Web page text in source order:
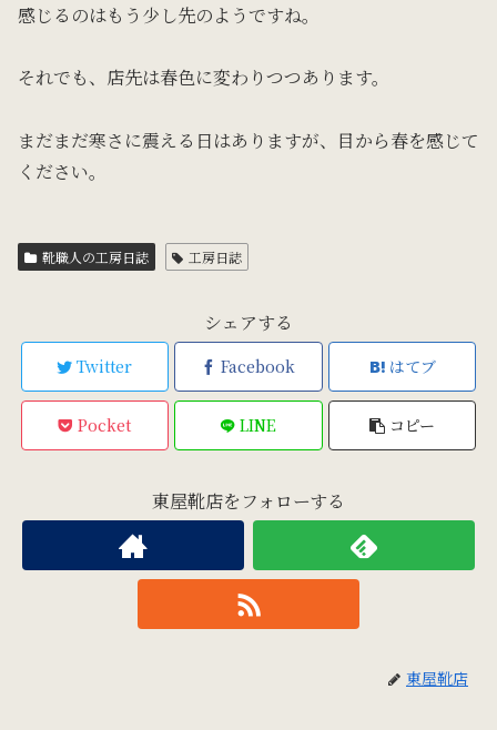
感じるのはもう少し先のようですね。
それでも、店先は春色に変わりつつあります。
まだまだ寒さに震える日はありますが、目から春を感じて
ください。
靴職人の工房日誌 工房日誌
シェアする
Twitter Facebook はてブ
Pocket LINE コピー
東屋靴店をフォローする
東屋靴店